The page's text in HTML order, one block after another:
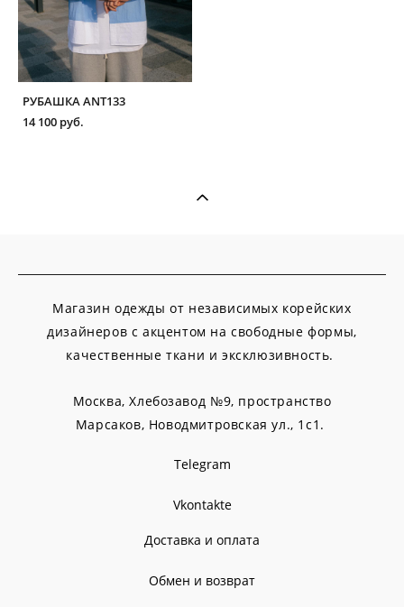
РУБАШКА ANT133
14 100 pуб.
Магазин одежды от независимых корейских
дизайнеров с акцентом на свободные формы,
качественные ткани и эксклюзивность.
Москва, Хлебозавод №9, пространство
Марсаков, Новодмитровская ул., 1с1.
Telegram
Vkontakte
Доставка и оплата
Обмен и возврат